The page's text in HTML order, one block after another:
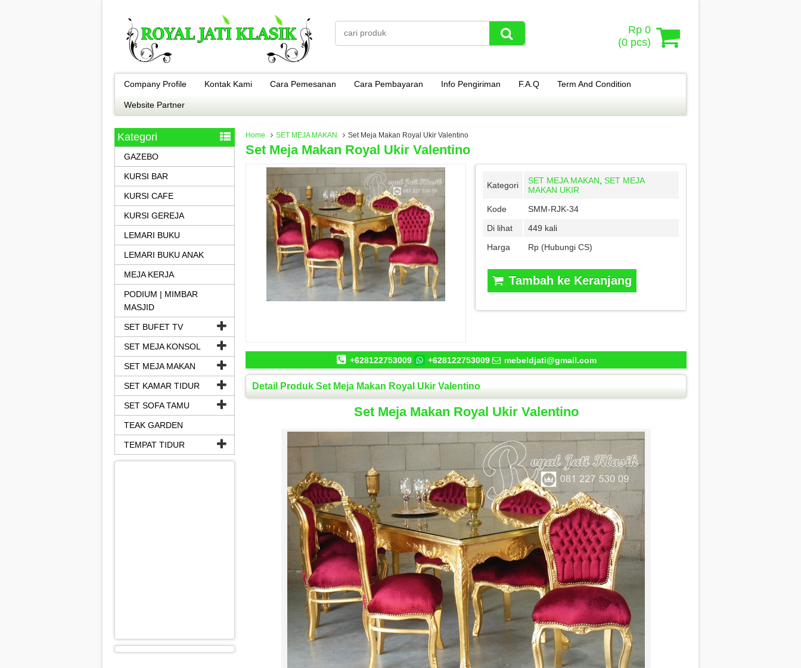
Rp 0
(0 pcs)
Company Profile Kontak Kami Cara Pemesanan Cara Pembayaran Info Pengiriman F.A.Q Term And Condition
Website Partner
Home SET MEJA MAKAN Set Meja Makan Royal Ukir Valentino
Set Meja Makan Royal Ukir Valentino
Kategori SET MEJA MAKAN SET MEJA
MAKAN UKIR
Kode
SMM-RJK-34
Di lihat
449 kali
Harga
Rp (Hubungi CS)
Tambah ke Keranjang
+628122753009 +628122753009 mebeldjati@gmail.com
Detail Produk Set Meja Makan Royal Ukir Valentino
Set Meja Makan Royal Ukir Valentino
Kategori
GAZEBO
KURSI BAR
KURSI CAFE
KURSI GEREJA
LEMARI BUKU
LEMARI BUKU ANAK
MEJA KERJA
PODIUM | MIMBAR
MASJID
SET BUFET TV
SET MEJA KONSOL
SET MEJA MAKAN
SET KAMAR TIDUR
SET SOFA TAMU
TEAK GARDEN
TEMPAT TIDUR